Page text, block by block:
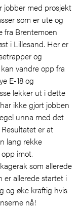
jobber med prosjekt
som er ute og
fra Brentemoen
i Lillesand. Her er
og
vandre opp fra
E-18 og
lekker ut i dette
ikke gjort jobben
unna med det
er at
lang rekke
imot.
som allerede
er allerede startet i
og øke kraftig hvis
nå!